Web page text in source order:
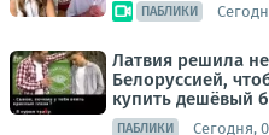
ПАБЛИКИ
Латвия решила
Белоруссией,
купить дешёвый
ПАБЛИКИ Сегодня,